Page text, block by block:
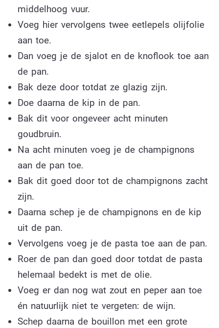
middelhoog vuur.
Voeg hier vervolgens twee eetlepels olijfolie
aan toe.
Dan voeg je de sjalot en de knoflook toe aan
de pan.
Bak deze door totdat ze glazig zijn.
Doe daarna de kip in de pan.
Bak dit voor ongeveer acht minuten
goudbruin.
Na acht minuten voeg je de champignons
aan de pan toe.
Bak dit goed door tot de champignons zacht
zijn.
Daarna schep je de champignons en de kip
uit de pan.
Vervolgens voeg je de pasta toe aan de pan.
Roer de pan dan goed door totdat de pasta
helemaal bedekt is met de olie.
Voeg er dan nog wat zout en peper aan toe
én natuurlijk niet te vergeten: de wijn.
Schep daarna de bouillon met een grote